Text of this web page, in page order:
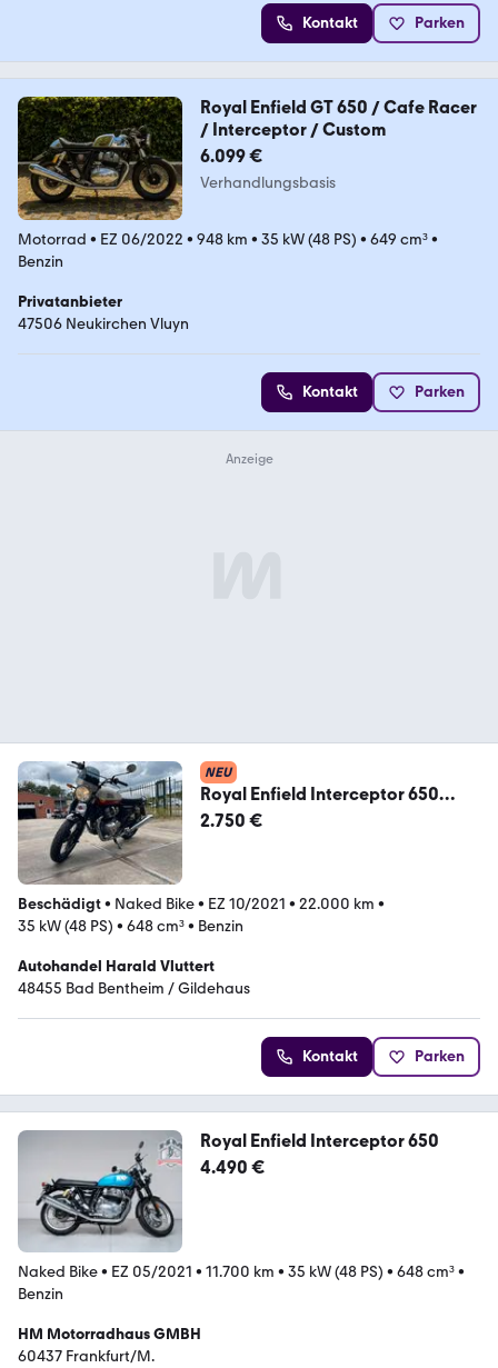
Kontakt Parken
Royal Enfield GT 650 / Cafe Racer
/ Interceptor / Custom
6.099 €
Verhandlungsbasis
Motorrad • EZ 06/2022 • 948 km • 35 kW (48 PS) • 649 cm³•
Benzin
Privatanbieter
47506 Neukirchen Vluyn
Kontakt Parken
NEU
Royal Enfield Interceptor 650
*UNFALL*BAKER EXPRESS
2.750 €
Beschädigt• Naked Bike• EZ 10/2021 • 22.000 km •
35 kW (48 PS) • 648 cm³• Benzin
Autohandel Harald Vluttert
48455 Bad Bentheim / Gildehaus
Kontakt Parken
Royal Enfield Interceptor 650
4.490 €
Naked Bike• EZ 05/2021 • 11.700 km • 35 kW (48 PS) • 648 cm³•
Benzin
HM Motorradhaus GMBH
60437 Frankfurt/M.